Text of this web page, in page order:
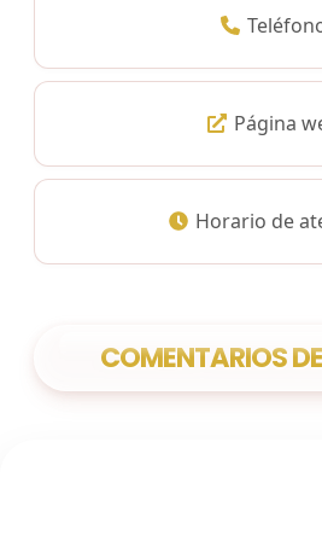
Página
Horario de
COMENTARIOS